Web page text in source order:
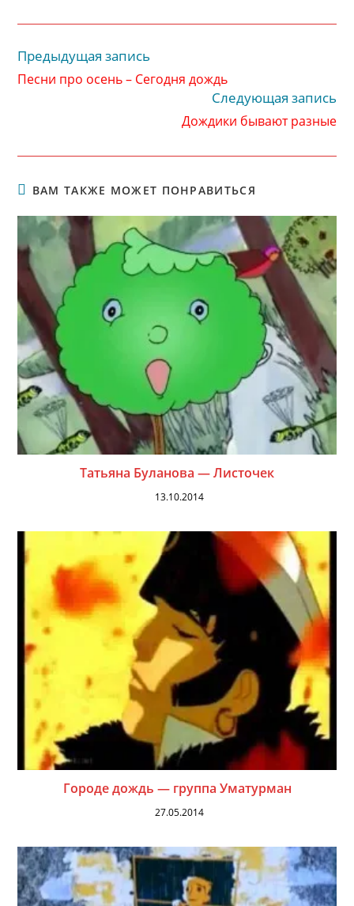
Читать
статьи
Предыдущая запись
Песни про осень – Сегодня дождь
Следующая запись
Дождики бывают разные
ВАМ ТАКЖЕ МОЖЕТ ПОНРАВИТЬСЯ
Татьяна Буланова — Листочек
13.10.2014
Городе дождь — группа Уматурман
27.05.2014